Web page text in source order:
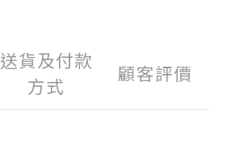
送貨及付款
方式
顧客評價